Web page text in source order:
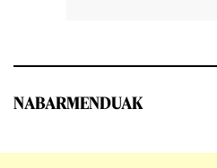
NABARMENDUAK